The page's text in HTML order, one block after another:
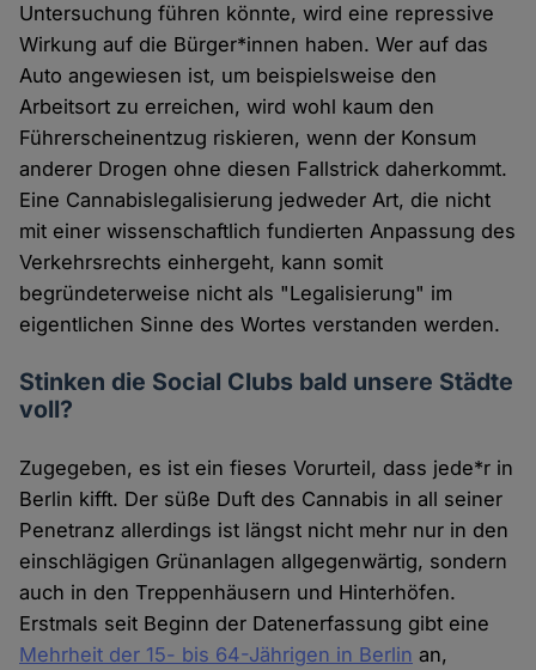
Untersuchung führen könnte, wird eine repressive
Wirkung auf die Bürger*innen haben. Wer auf das
Auto angewiesen ist, um beispielsweise den
Arbeitsort zu erreichen, wird wohl kaum den
Führerscheinentzug riskieren, wenn der Konsum
anderer Drogen ohne diesen Fallstrick daherkommt.
Eine Cannabislegalisierung jedweder Art, die nicht
mit einer wissenschaftlich fundierten Anpassung des
Verkehrsrechts einhergeht, kann somit
begründeterweise nicht als "Legalisierung" im
eigentlichen Sinne des Wortes verstanden werden.
Stinken die Social Clubs bald unsere Städte
voll?
Zugegeben, es ist ein fieses Vorurteil, dass jede*r in
Berlin kifft. Der süße Duft des Cannabis in all seiner
Penetranz allerdings ist längst nicht mehr nur in den
einschlägigen Grünanlagen allgegenwärtig, sondern
auch in den Treppenhäusern und Hinterhöfen.
Erstmals seit Beginn der Datenerfassung gibt eine
Mehrheit der 15- bis 64-Jährigen in Berlin an,